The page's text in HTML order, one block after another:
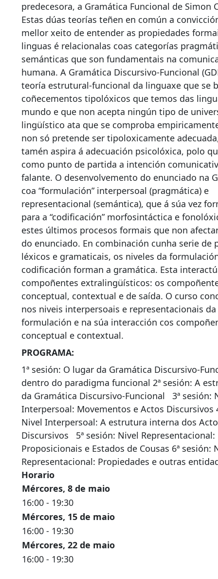
predecesora, a Gramática Funcional de Simon
Estas dúas teorías teñen en común a
mellor xeito de entender as propiedades
linguas é relacionalas coas categorías
semánticas que son fundamentais na
humana. A Gramática Discursivo-Funcional
teoría estrutural-funcional da linguaxe que se
coñecementos tipolóxicos que temos das
mundo e que non acepta ningún tipo de
lingüístico ata que se comproba
non só pretende ser tipoloxicamente
tamén aspira á adecuación psicolóxica, polo
como punto de partida a intención
falante. O desenvolvemento do enunciado na
coa “formulación” interpersoal (pragmática) e
representacional (semántica), que á súa vez
para a “codificación” morfosintáctica e
estes últimos procesos formais que non
do enunciado. En combinación cunha serie de
léxicos e gramaticais, os niveles da
codificación forman a gramática. Esta
compoñentes extralingüísticos: os
conceptual, contextual e de saída. O curso
nos niveis interpersoais e representacionais da
formulación e na súa interacción cos
conceptual e contextual.
PROGRAMA:
1ª sesión: O lugar da Gramática Discursivo-
dentro do paradigma funcional 2ª sesión: A
da Gramática Discursivo-Funcional 3ª sesión:
Interpersoal: Movementos e Actos Discursivos
Nivel Interpersoal: A estrutura interna dos
Discursivos 5ª sesión: Nivel
Proposicionais e Estados de Cousas 6ª sesión:
Representacional: Propiedades e outras
Horario
Mércores, 8 de maio
16:00 - 19:30
Mércores, 15 de maio
16:00 - 19:30
Mércores, 22 de maio
16:00 - 19:30